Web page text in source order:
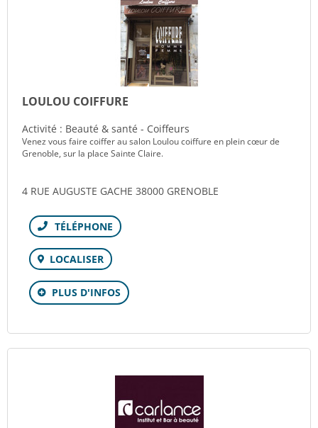
LOULOU COIFFURE
Activité : Beauté & santé - Coiffeurs
Venez vous faire coiffer au salon Loulou coiffure en plein cœur de
Grenoble, sur la place Sainte Claire.
4 RUE AUGUSTE GACHE 38000 GRENOBLE
Téléphone
LOCALISER
PLUS D'INFOS